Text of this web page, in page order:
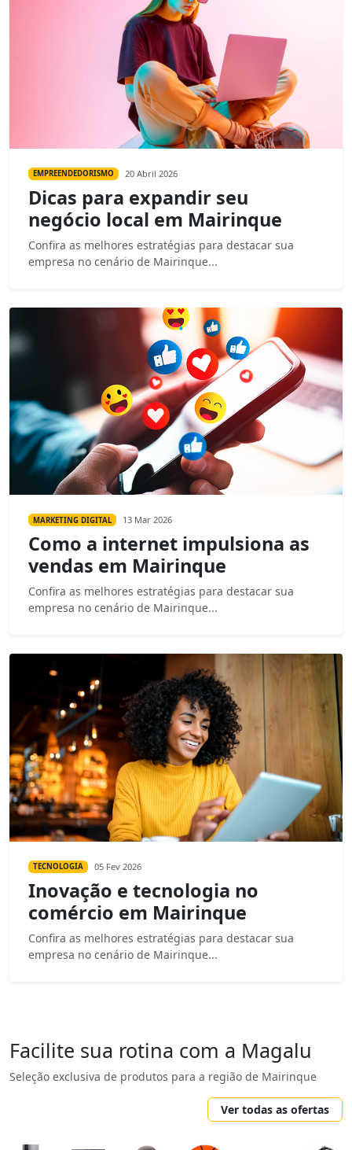
EMPREENDEDORISMO 20 Abril 2026
Dicas para expandir seu
negócio local em Mairinque
Confira as melhores estratégias para destacar sua
empresa no cenário de Mairinque...
MARKETING DIGITAL 13 Mar 2026
Como a internet impulsiona as
vendas em Mairinque
Confira as melhores estratégias para destacar sua
empresa no cenário de Mairinque...
TECNOLOGIA 05 Fev 2026
Inovação e tecnologia no
comércio em Mairinque
Confira as melhores estratégias para destacar sua
empresa no cenário de Mairinque...
Facilite sua rotina com a Magalu
Seleção exclusiva de produtos para a região de Mairinque
Ver todas as ofertas